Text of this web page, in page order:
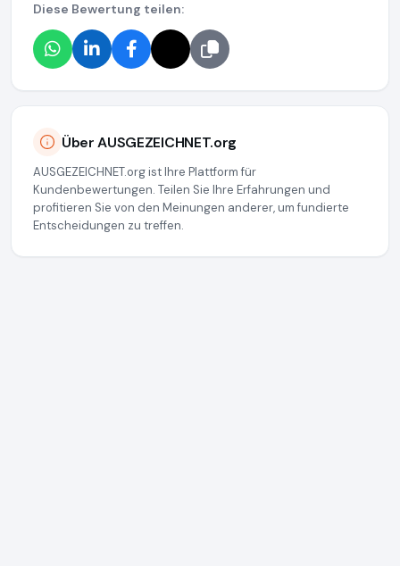
Diese Bewertung teilen:
Über AUSGEZEICHNET.org
AUSGEZEICHNET.org ist Ihre Plattform für
Kundenbewertungen. Teilen Sie Ihre Erfahrungen und
profitieren Sie von den Meinungen anderer, um fundierte
Entscheidungen zu treffen.